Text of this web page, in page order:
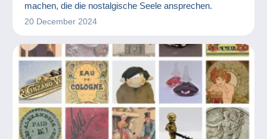
machen, die die nostalgische Seele ansprechen.
20 December 2024